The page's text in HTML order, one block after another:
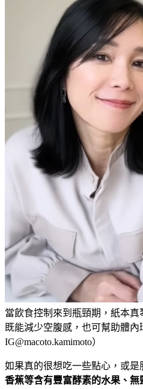
當飲食控制來到瓶頸期，紙本真
既能減少空腹感，也可幫助體內
IG@macoto.kamimoto）
如果真的很想吃一些點心，或
香蕉等含有豐富酵素的水果、